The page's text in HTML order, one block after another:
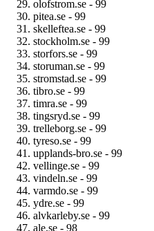
olofstrom.se - 99
pitea.se - 99
skelleftea.se - 99
stockholm.se - 99
storfors.se - 99
storuman.se - 99
stromstad.se - 99
tibro.se - 99
timra.se - 99
tingsryd.se - 99
trelleborg.se - 99
tyreso.se - 99
upplands-bro.se - 99
vellinge.se - 99
vindeln.se - 99
varmdo.se - 99
ydre.se - 99
alvkarleby.se - 99
ale.se - 98